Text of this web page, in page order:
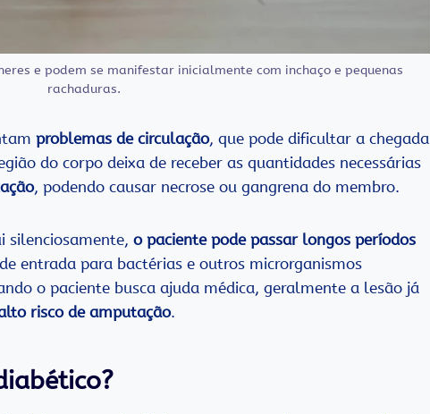
e podem se manifestar inicialmente com inchaço e pequenas
rachaduras.
problemas de circulação, que pode dificultar a chegada
do corpo deixa de receber as quantidades necessárias
, podendo causar necrose ou gangrena do membro.
silenciosamente, o paciente pode passar longos períodos
entrada para bactérias e outros microrganismos
o paciente busca ajuda médica, geralmente a lesão já
risco de amputação.